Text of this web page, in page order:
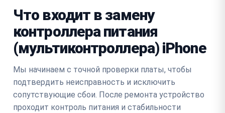
Что входит в замену
контроллера питания
(мультиконтроллера) iPhone
Мы начинаем с точной проверки платы, чтобы
подтвердить неисправность и исключить
сопутствующие сбои. После ремонта устройство
проходит контроль питания и стабильности